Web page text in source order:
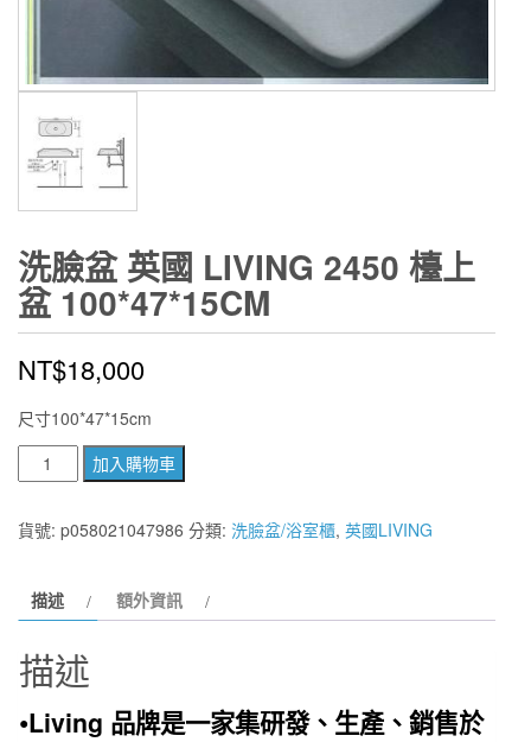
洗臉盆 英國 LIVING 2450 檯上
盆 100*47*15CM
NT$18,000
尺寸100*47*15cm
臉
盆
LIVING
檯
盆
加入購物車
貨號: p058021047986 分類: 洗臉盆/浴室櫃, 英國LIVING
描述 額外資訊
描述
•Living 品牌是一家集研發、生產、銷售於